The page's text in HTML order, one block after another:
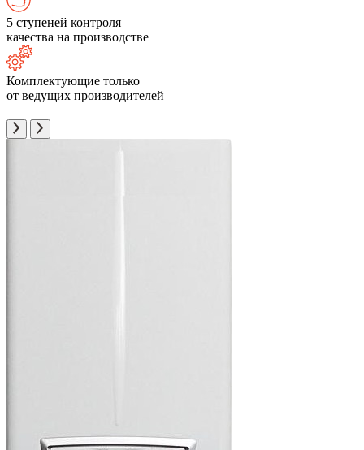
5 ступеней контроля
качества на производстве
Комплектующие только
от ведущих производителей